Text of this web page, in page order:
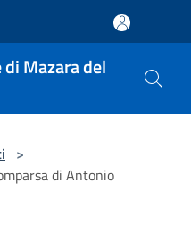
Mazara del
>
di Antonio